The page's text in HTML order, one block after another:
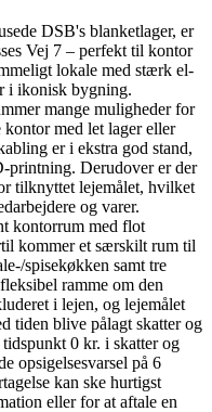
DSB's blanketlager, er
Vej 7 – perfekt til kontor
lokale med stærk el-
i ikonisk bygning.
mange muligheder for
med let lager eller
er i ekstra god stand,
printning. Derudover er der
tilknyttet lejemålet, hvilket
og varer.
kontorrum med flot
kommer et særskilt rum til
spisekøkken samt tre
ramme om den
i lejen, og lejemålet
tiden blive pålagt skatter og
0 kr. i skatter og
opsigelsesvarsel på 6
kan ske hurtigst
eller for at aftale en